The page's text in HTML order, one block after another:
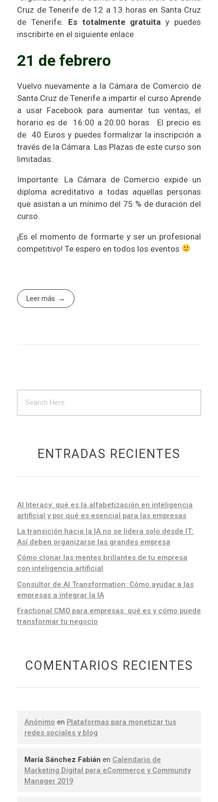
Cruz de Tenerife de 12 a 13 horas en Santa Cruz
de Tenerife. Es totalmente gratuita y puedes
inscribirte en el siguiente enlace
21 de febrero
Vuelvo nuevamente a la Cámara de Comercio de
Santa Cruz de Tenerife a impartir el curso Aprende
a usar Facebook para aumentar tus ventas, el
horario es de 16:00 a 20:00 horas. El precio es
de 40 Euros y puedes formalizar la inscripción a
través de la Cámara. Las Plazas de este curso son
limitadas.
Importante: La Cámara de Comercio expide un
diploma acreditativo a todas aquellas personas
que asistan a un mínimo del 75 % de duración del
curso.
¡Es el momento de formarte y ser un profesional
competitivo! Te espero en todos los eventos
Leer más
ENTRADAS RECIENTES
AI literacy: qué es la alfabetización en inteligencia
artificial y por qué es esencial para las empresas
La transición hacia la IA no se lidera solo desde IT:
Así deben organizarse las grandes empresa
Cómo clonar las mentes brillantes de tu empresa
con inteligencia artificial
Consultor de AI Transformation: Cómo ayudar a las
empresas a integrar la IA
Fractional CMO para empresas: qué es y cómo puede
transformar tu negocio
COMENTARIOS RECIENTES
Anónimo en Plataformas para monetizar tus
redes sociales y blog
María Sánchez Fabián en Calendario de
Marketing Digital para eCommerce y Community
Manager 2019